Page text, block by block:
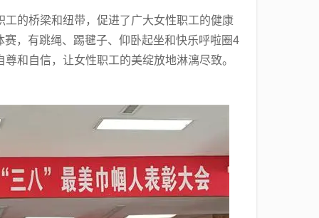
的桥梁和纽带，促进了广大女性职工的健康
赛，有跳绳、踢毽子、仰卧起坐和快乐呼啦圈4
和自信，让女性职工的美绽放地淋漓尽致。